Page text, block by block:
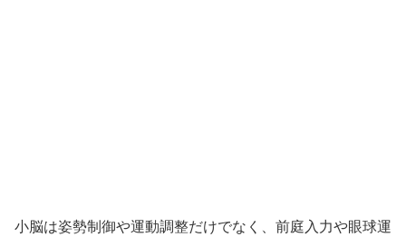
小脳は姿勢制御や運動調整だけでなく、前庭入力や眼球運